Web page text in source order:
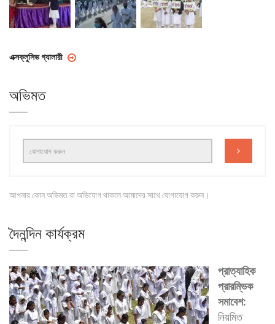
এক্সক্লুসিভ গ্যালারী
অভিমত
আপনার কোন অভিমত বা অভিযোগ থাকলে আমাদের সাথে যোগাযোগ করুন।
দৈনন্দিন কার্যক্রম
প্রাত্যাহিক
প্রারম্ভিক
সমাবেশ:
নিয়মিত